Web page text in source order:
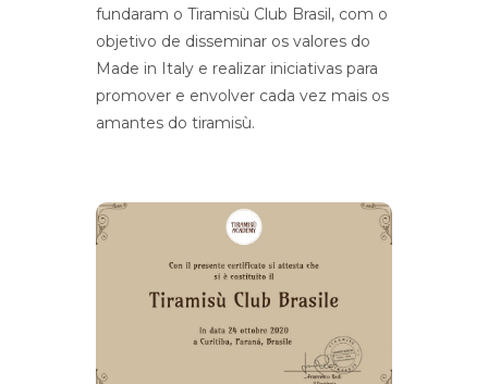
fundaram o Tiramisù Club Brasil, com o
objetivo de disseminar os valores do
Made in Italy e realizar iniciativas para
promover e envolver cada vez mais os
amantes do tiramisù.